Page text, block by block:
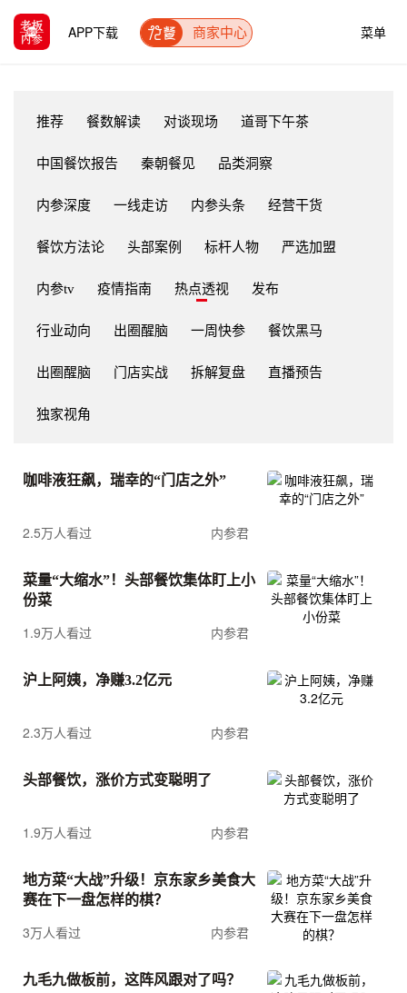
菜单
APP下载 商家中心
推荐 餐数解读 对谈现场 道哥下午茶
中国餐饮报告 秦朝餐见 品类洞察
内参深度 一线走访 内参头条 经营干货
餐饮方法论 头部案例 标杆人物 严选加盟
内参tv 疫情指南 热点透视 发布
行业动向 出圈醒脑 一周快参 餐饮黑马
出圈醒脑 门店实战 拆解复盘 直播预告
独家视角
咖啡液狂飙，瑞幸的“门店之外”
2.5万人看过 内参君
菜量“大缩水”！头部餐饮集体盯上小
份菜
1.9万人看过 内参君
沪上阿姨，净赚3.2亿元
2.3万人看过 内参君
头部餐饮，涨价方式变聪明了
1.9万人看过 内参君
地方菜“大战”升级！京东家乡美食大
赛在下一盘怎样的棋？
3万人看过 内参君
九毛九做板前，这阵风跟对了吗？